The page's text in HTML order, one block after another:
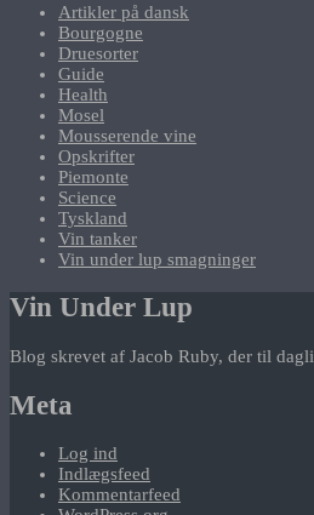
Artikler på dansk
Bourgogne
Druesorter
Guide
Health
Mosel
Mousserende vine
Opskrifter
Piemonte
Science
Tyskland
Vin tanker
Vin under lup smagninger
Vin Under Lup
Blog skrevet af Jacob Ruby, der til
Meta
Log ind
Indlægsfeed
Kommentarfeed